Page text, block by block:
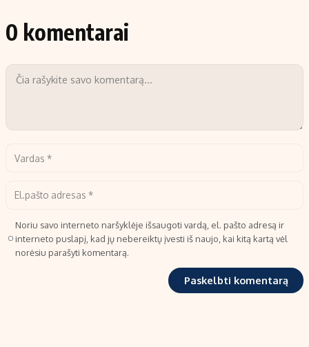
0 komentarai
Noriu savo interneto naršyklėje išsaugoti vardą, el. pašto adresą ir
interneto puslapį, kad jų nebereiktų įvesti iš naujo, kai kitą kartą vėl
norėsiu parašyti komentarą.